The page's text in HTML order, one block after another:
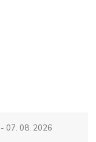
- 07. 08. 2026